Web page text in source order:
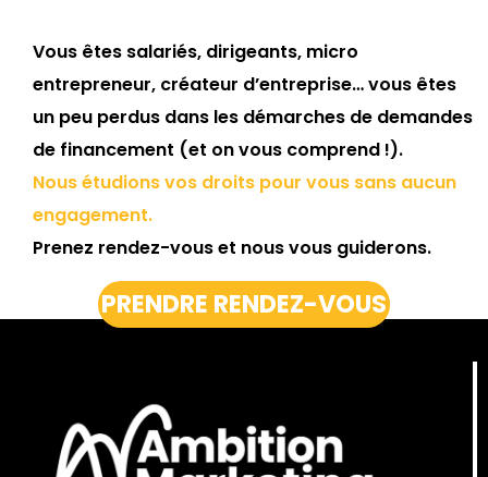
Vous êtes salariés, dirigeants, micro
entrepreneur, créateur d’entreprise… vous êtes
un peu perdus dans les démarches de demandes
de financement (et on vous comprend !).
Nous étudions vos droits pour vous sans aucun
engagement.
Prenez rendez-vous et nous vous guiderons.
PRENDRE RENDEZ-VOUS